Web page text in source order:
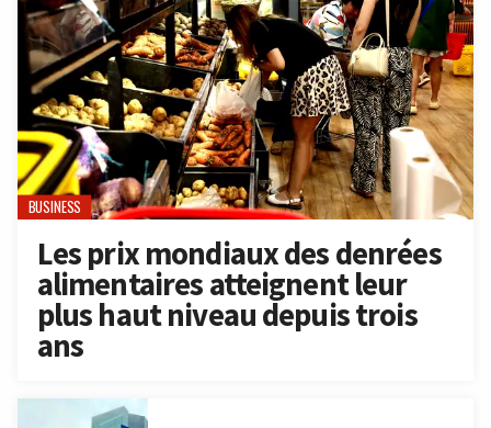
BUSINESS
Les prix mondiaux des denrées
alimentaires atteignent leur
plus haut niveau depuis trois
ans